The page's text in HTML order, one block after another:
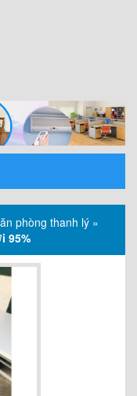
phòng thanh lý »
95%